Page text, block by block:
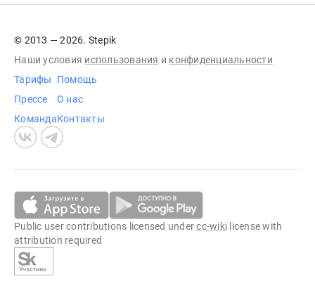
© 2013 — 2026. Stepik
Наши условия использования и конфиденциальности
Тарифы
Прессе
Команда
Помощь
О нас
Контакты
Public user contributions licensed undercc-wiki license with
attribution required